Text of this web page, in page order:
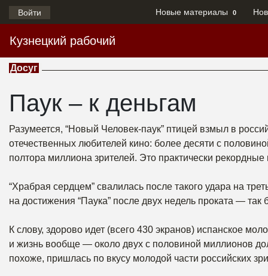
Войти Новые материалы 0
Кузнецкий рабочий
Досуг
Паук – к деньгам
Разумеется, “Новый Человек-паук” птицей взмыл в
отечественных любителей кино: более десяти с
полтора миллиона зрителей. Это практически рекордные
“Храбрая сердцем” свалилась после такого удара на
на достижения “Паука” после двух недель проката — так
К слову, здорово идет (всего 430 экранов) испанское
и жизнь вообще — около двух с половиной миллионов
похоже, пришлась по вкусу молодой части российских